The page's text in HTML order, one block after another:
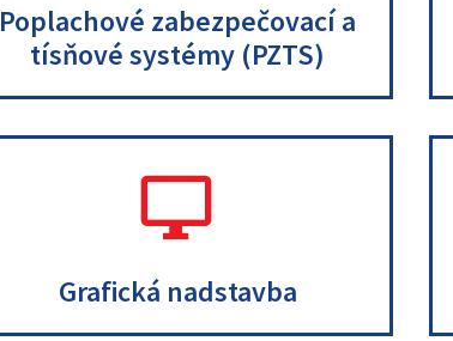
Poplachové zabezpečovací a
tísňové systémy (PZTS)
Grafická nadstavba